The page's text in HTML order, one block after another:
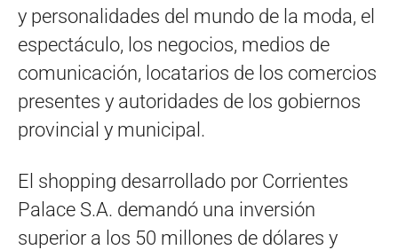
y personalidades del mundo de la moda, el
espectáculo, los negocios, medios de
comunicación, locatarios de los comercios
presentes y autoridades de los gobiernos
provincial y municipal.
El shopping desarrollado por Corrientes
Palace S.A. demandó una inversión
superior a los 50 millones de dólares y